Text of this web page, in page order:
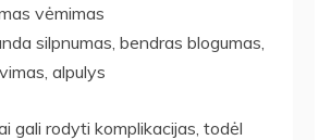
vėmimas
silpnumas, bendras blogumas,
alpulys
gali rodyti komplikacijas, todėl